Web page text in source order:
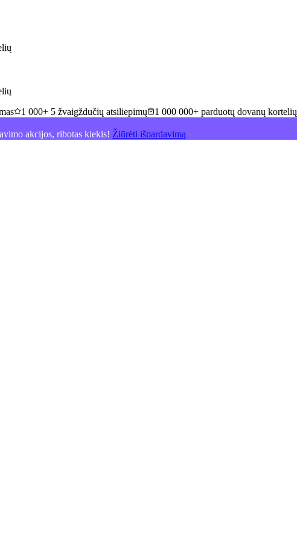
1 000+ 5 žvaigždučių atsiliepimų 1 000 000+ parduotų dovanų kortelių
akcijos, ribotas kiekis! Žiūrėti išpardavimą